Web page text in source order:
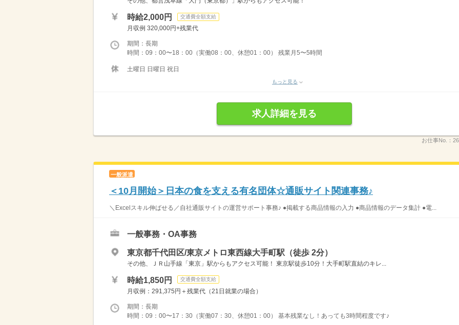
時給2,000円 交通費全額支給
月収例 320,000円+残業代
期間：長期
時間：09：00〜18：00（実働08：00、休憩01：00） 残業月5〜5時間
土曜日 日曜日 祝日
もっと見る
求人詳細を見る
お仕事No.：
一般派遣
＜10月開始＞日本の食を支える有名団体☆通販サイト関連事務♪
＼Excelスキル伸ばせる／自社通販サイトの運営サポート事務♪ ●掲載する商品情報の入力 ●商品情報のデータ集計 ●電...
一般事務・OA事務
東京都千代田区/東京メトロ東西線大手町駅（徒歩 2分）
その他、ＪＲ山手線「東京」駅からもアクセス可能！ 東京駅徒歩10分！大手町駅直結のキレ...
時給1,850円 交通費全額支給
月収例：291,375円＋残業代（21日就業の場合）
期間：長期
時間：09：00〜17：30（実働07：30、休憩01：00） 基本残業なし！あっても3時間程度です♪